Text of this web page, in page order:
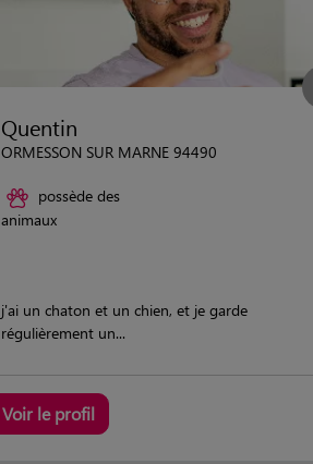
Quentin
ORMESSON SUR MARNE 94490
possède des
animaux
j'ai un chaton et un chien, et je garde
régulièrement un...
Voir le profil